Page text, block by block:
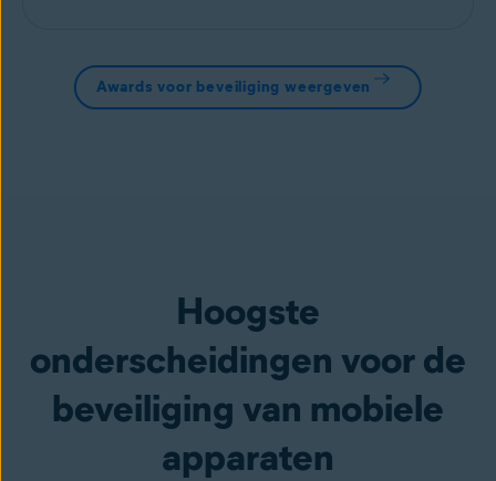
Awards voor beveiliging weergeven
Hoogste
onderscheidingen voor de
beveiliging van mobiele
apparaten